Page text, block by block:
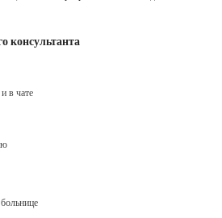
консультанта
в чате